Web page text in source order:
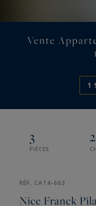
Vente
1
3
PIÈCES
2
RÉF. CA14-663
Nice Franck